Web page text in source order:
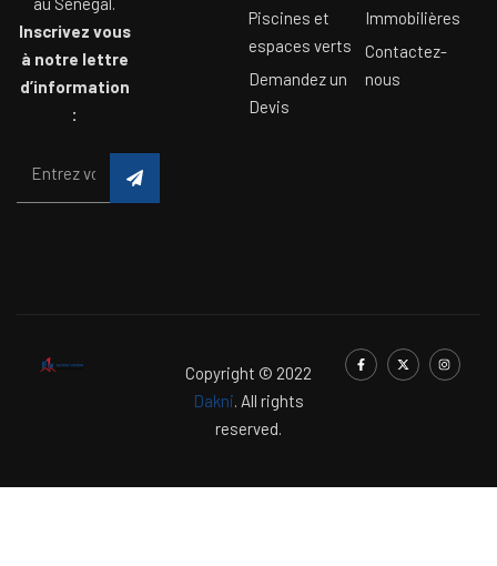
Inscrivez vous
à notre lettre
d’information
:
Piscines et
espaces verts
Demandez un
Devis
Immobilières
Contactez-
nous
Copyright © 2022
Dakni. All rights
reserved.